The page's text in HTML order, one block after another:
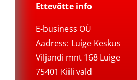
Ettevõtte info
E-business OÜ
Aadress: Luige Keskus
Viljandi mnt 168 Luige
75401 Kiili vald